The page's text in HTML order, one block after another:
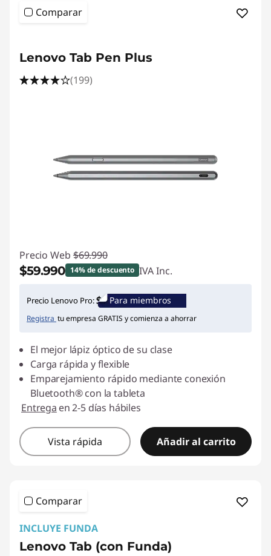
Comparar
Lenovo Tab Pen Plus
(199)
Precio Web $69.990
$59.990 14% de descuento IVA Inc.
Ahorros instantáneos :-$10.000
Precio Lenovo Pro: Para miembros
Registra tu empresa GRATIS y comienza a ahorrar
El mejor lápiz óptico de su clase
Carga rápida y flexible
Emparejamiento rápido mediante conexión
Bluetooth® con la tableta
Entrega en 2-5 días hábiles
Vista rápida Añadir al carrito
Comparar
INCLUYE FUNDA
Lenovo Tab (con Funda)